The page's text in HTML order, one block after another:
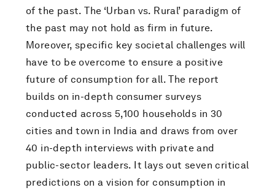
of the past. The ‘Urban vs. Rural’ paradigm of
the past may not hold as firm in future.
Moreover, specific key societal challenges will
have to be overcome to ensure a positive
future of consumption for all. The report
builds on in-depth consumer surveys
conducted across 5,100 households in 30
cities and town in India and draws from over
40 in-depth interviews with private and
public-sector leaders. It lays out seven critical
predictions on a vision for consumption in